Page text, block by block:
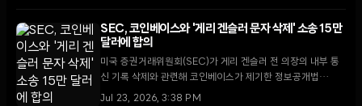
SEC, 코인베이스와 '게리 겐슬러 문자 삭제' 소송 15만
달러에 합의
미국 증권거래위원회(SEC)가 게리 겐슬러 전 의장의 내부 통
신 기록 삭제와 관련해 코인베이스가 제기한 정보공개법
(FOIA) 소송을 종결하기 위해 15만 달러를 지급하기로 합의했
Jul 23, 2026, 3:38 PM